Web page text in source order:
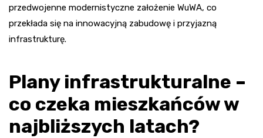
przedwojenne modernistyczne założenie WuWA, co
przekłada się na innowacyjną zabudowę i przyjazną
infrastrukturę.
Plany infrastrukturalne –
co czeka mieszkańców w
najbliższych latach?